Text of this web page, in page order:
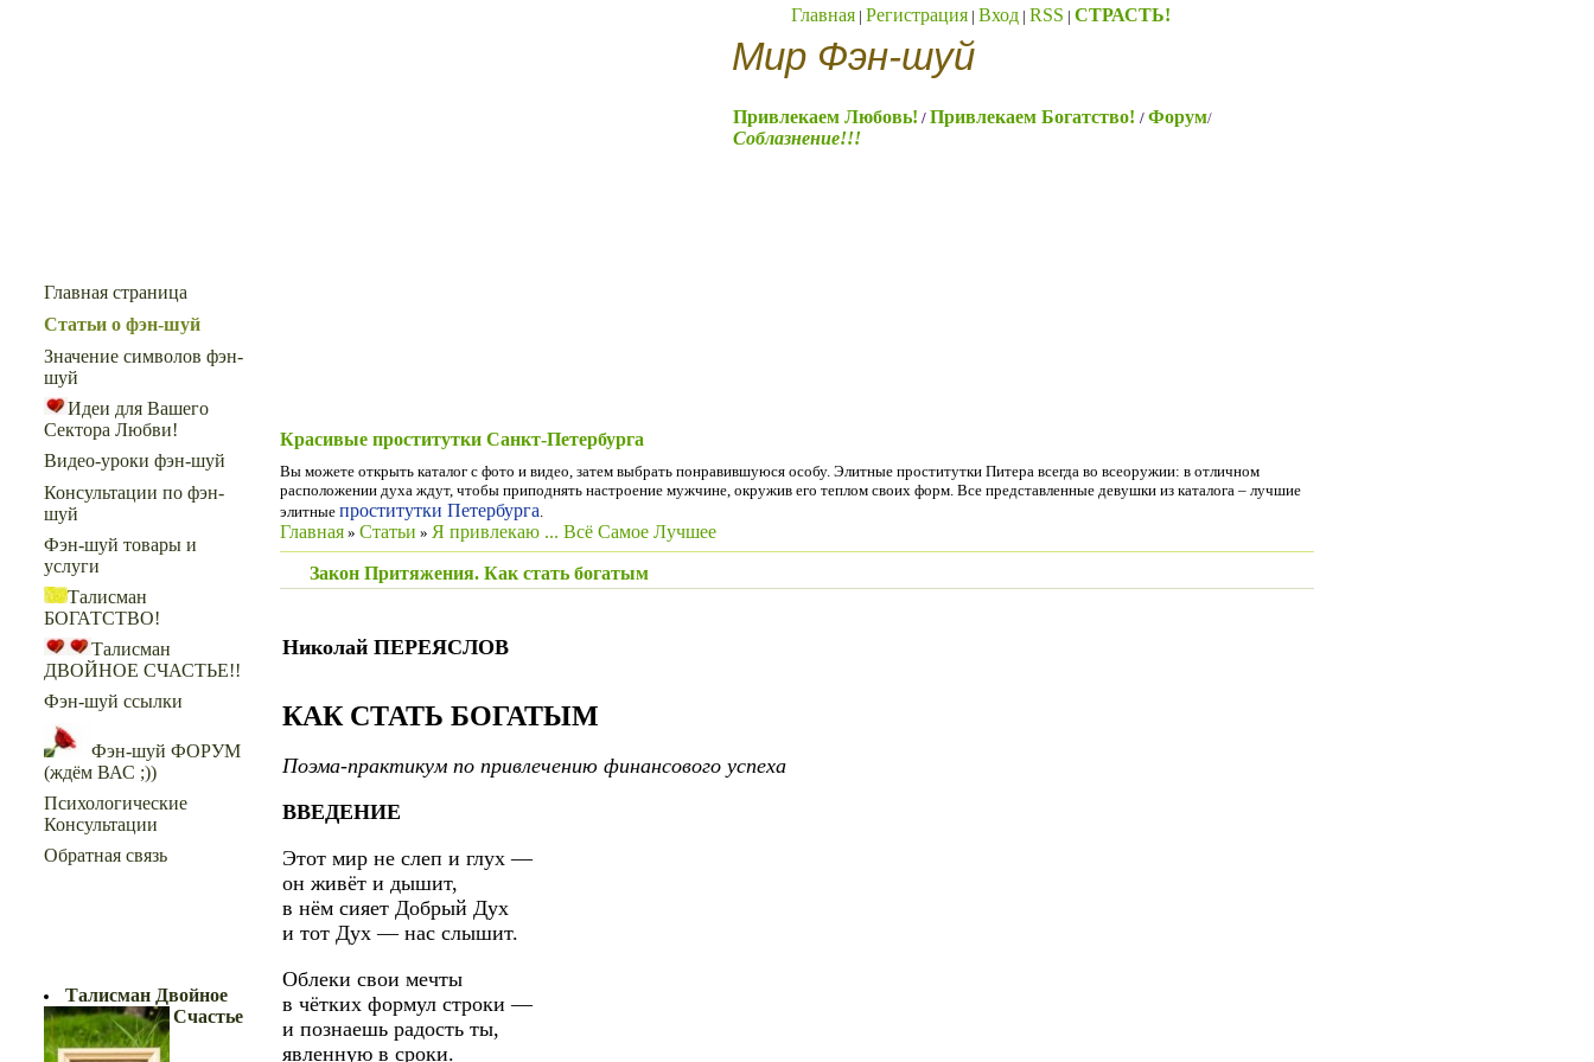
Главная | Регистрация | Вход | RSS | СТРАСТЬ!
Мир Фэн-шуй
Привлекаем Любовь! / Привлекаем Богатство! / Форум/
Соблазнение!!!
Главная страница
Статьи о фэн-шуй
Значение символов фэн-
шуй
Идеи для Вашего
Сектора Любви!
Видео-уроки фэн-шуй
Консультации по фэн-
шуй
Фэн-шуй товары и
услуги
Талисман
БОГАТСТВО!
Талисман
ДВОЙНОЕ СЧАСТЬЕ!!
Фэн-шуй ссылки
Фэн-шуй ФОРУМ
(ждём ВАС ;))
Психологические
Консультации
Обратная связь
Талисман Двойное
Счастье
Красивые проститутки Санкт-Петербурга
Вы можете открыть каталог с фото и видео, затем выбрать понравившуюся особу. Элитные проститутки Питера всегда во всеоружии: в отличном
расположении духа ждут, чтобы приподнять настроение мужчине, окружив его теплом своих форм. Все представленные девушки из каталога – лучшие
элитные проститутки Петербурга.
Главная » Статьи » Я привлекаю ... Всё Самое Лучшее
Закон Притяжения. Как стать богатым
Николай ПЕРЕЯСЛОВ
КАК СТАТЬ БОГАТЫМ
Поэма-практикум по привлечению финансового успеха
ВВЕДЕНИЕ
Этот мир не слеп и глух —
он живёт и дышит,
в нём сияет Добрый Дух
и тот Дух — нас слышит.
Облеки свои мечты
в чётких формул строки —
и познаешь радость ты,
явленную в сроки.